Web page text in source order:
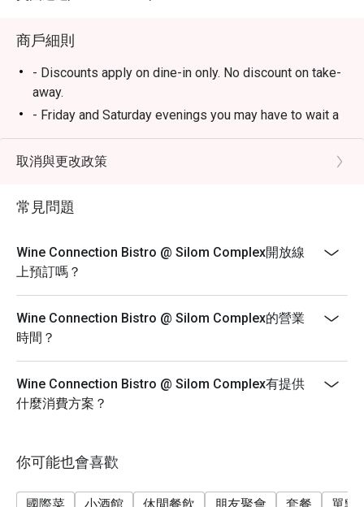
商戶細則
- Discounts apply on dine-in only. No discount on take-
away.
- Friday and Saturday evenings you may have to wait a
few minutes in case of many reservations until your
table is ready.
promotions such as lunch set, coffee & dessert set or
limited time offers and all prices shown in menu
取消與更改政策
常見問題
Wine Connection Bistro @ Silom Complex開放線
上預訂嗎？
Wine Connection Bistro @ Silom Complex的營業
時間？
Wine Connection Bistro @ Silom Complex有提供
什麼消費方案？
你可能也會喜歡